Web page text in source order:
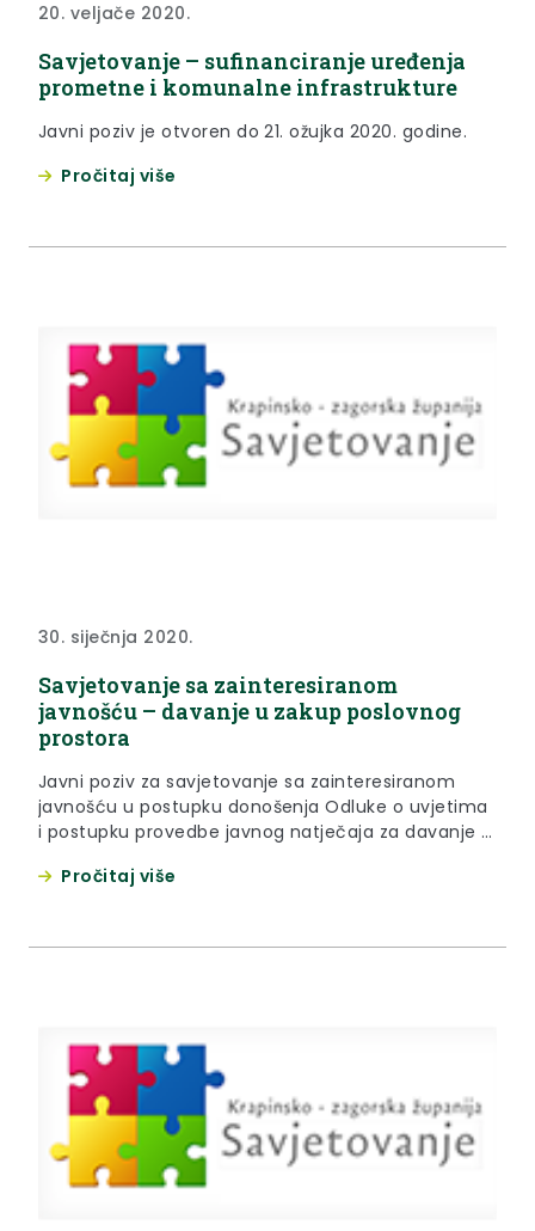
20. veljače 2020.
Savjetovanje – sufinanciranje uređenja
prometne i komunalne infrastrukture
Javni poziv je otvoren do 21. ožujka 2020. godine.
Pročitaj više
30. siječnja 2020.
Savjetovanje sa zainteresiranom
javnošću – davanje u zakup poslovnog
prostora
Javni poziv za savjetovanje sa zainteresiranom
javnošću u postupku donošenja Odluke o uvjetima
i postupku provedbe javnog natječaja za davanje u
Pročitaj više